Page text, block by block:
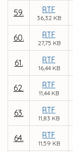
59. RTF
36,32 KB
60. RTF
27,75 KB
61. RTF
16,44 KB
62. RTF
11,44 KB
63. RTF
11,83 KB
64. RTF
11,59 KB